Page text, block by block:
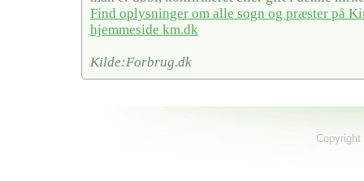
Find oplysninger om alle sogn og præster på
hjemmeside km.dk
Kilde:Forbrug.dk